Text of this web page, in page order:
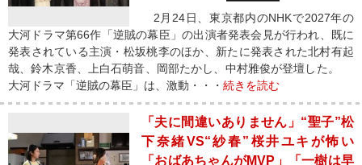
2月24日、東京都内のNHKで2027年の
大河ドラマ第66作「逆賊の幕臣」の出演者発表会見が行われ、既に
発表されている主演・松坂桃李のほか、新たに発表された北村有起
哉、鈴木京香、上白石萌音、岡部たかし、中村雅俊が登壇した。
大河ドラマ「逆賊の幕臣」は、激動・・・ 続きを読む
「夫に間違いありません」“聖子”松
下奈緒VS“紗春”桜井ユキが怖い
「おばあちゃんがMVP」「一樹は早